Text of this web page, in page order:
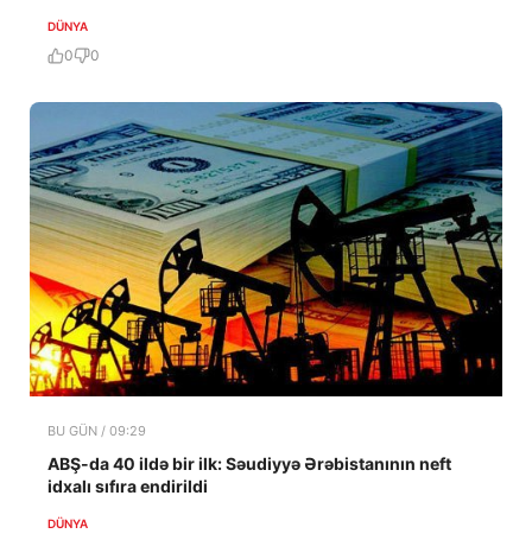
DÜNYA
0 0
BU GÜN / 09:29
ABŞ-da 40 ildə bir ilk: Səudiyyə Ərəbistanının neft
idxalı sıfıra endirildi
DÜNYA